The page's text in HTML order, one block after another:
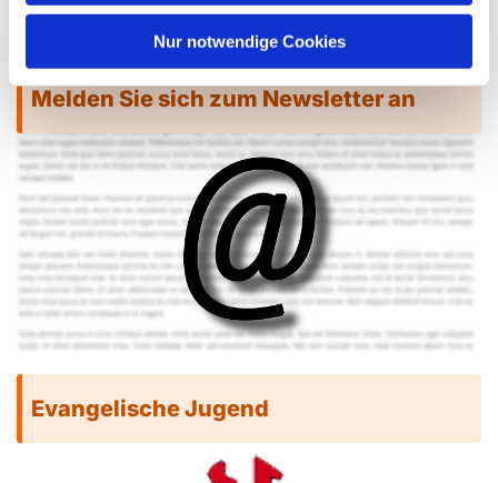
Nur notwendige Cookies
15.30 Uhr bis 17.30 Uhr
Melden Sie sich zum Newsletter an
Evangelische Jugend